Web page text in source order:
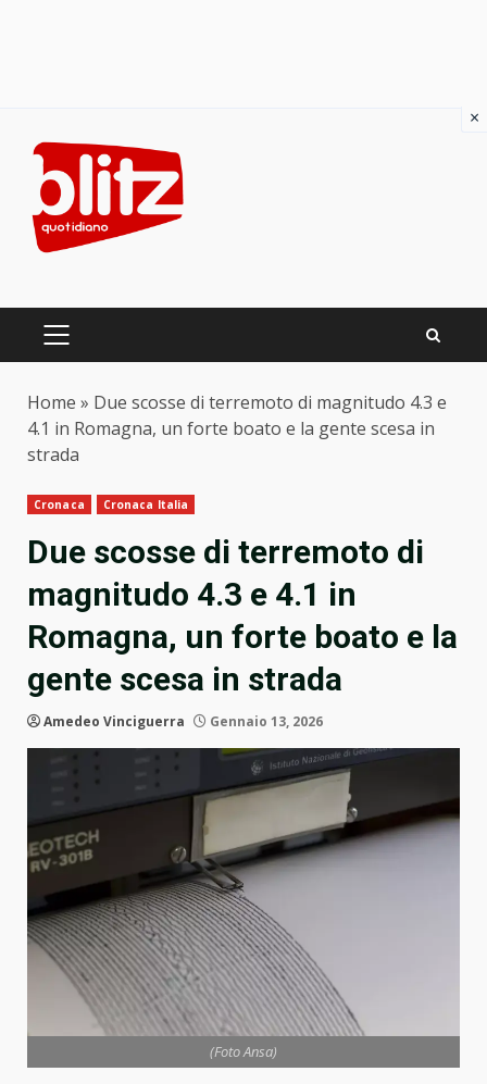
content
PRIMARY
Home » Due scosse di terremoto di magnitudo 4.3 e
4.1 in Romagna, un forte boato e la gente scesa in
strada
Cronaca Cronaca Italia
Due scosse di terremoto di
magnitudo 4.3 e 4.1 in
Romagna, un forte boato e la
gente scesa in strada
Amedeo Vinciguerra Gennaio 13, 2026
(Foto Ansa)
×